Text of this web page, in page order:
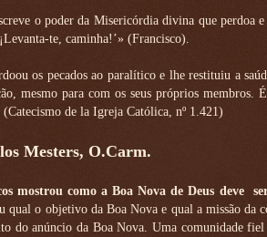
o poder da Misericórdia divina que perdoa
te, caminha!’» (Francisco).
os pecados ao paralítico e lhe restituiu a
mesmo para com os seus próprios membros.
de la Igreja Católica, nº 1.421)
Mesters, O.Carm.
mostrou como a Boa Nova de Deus deve
qual o objetivo da Boa Nova e qual a missão da
do anúncio da Boa Nova. Uma comunidade